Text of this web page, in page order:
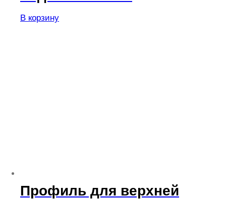
В корзину
Профиль для верхней